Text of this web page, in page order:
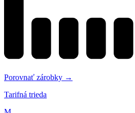
Porovnať zárobky →
Tarifná trieda